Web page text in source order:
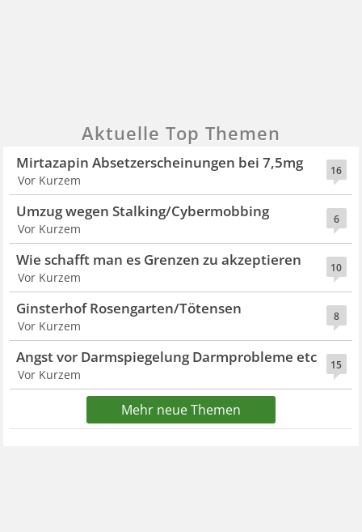
Aktuelle Top Themen
16
Mirtazapin Absetzerscheinungen bei 7,5mg
Vor Kurzem
6
Umzug wegen Stalking/Cybermobbing
Vor Kurzem
10
Wie schafft man es Grenzen zu akzeptieren
Vor Kurzem
8
Ginsterhof Rosengarten/Tötensen
Vor Kurzem
15
Angst vor Darmspiegelung Darmprobleme etc
Vor Kurzem
Mehr neue Themen